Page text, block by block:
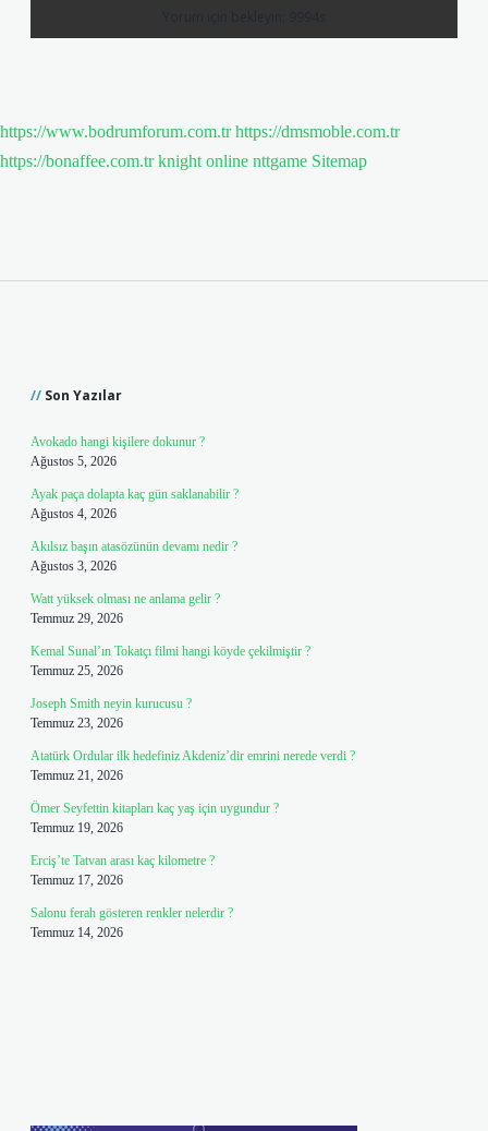
https://www.bodrumforum.com.tr https://dmsmoble.com.tr
https://bonaffee.com.tr knight online nttgame Sitemap
Son Yazılar
Avokado hangi kişilere dokunur ?
Ağustos 5, 2026
Ayak paça dolapta kaç gün saklanabilir ?
Ağustos 4, 2026
Akılsız başın atasözünün devamı nedir ?
Ağustos 3, 2026
Watt yüksek olması ne anlama gelir ?
Temmuz 29, 2026
Kemal Sunal’ın Tokatçı filmi hangi köyde çekilmiştir ?
Temmuz 25, 2026
Joseph Smith neyin kurucusu ?
Temmuz 23, 2026
Atatürk Ordular ilk hedefiniz Akdeniz’dir emrini nerede verdi ?
Temmuz 21, 2026
Ömer Seyfettin kitapları kaç yaş için uygundur ?
Temmuz 19, 2026
Erciş’te Tatvan arası kaç kilometre ?
Temmuz 17, 2026
Salonu ferah gösteren renkler nelerdir ?
Temmuz 14, 2026